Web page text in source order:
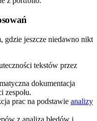
gdzie jeszcze niedawno nikt
tekstów przez
dokumentacja
zespołu.
prac na podstawie analizy
z analizą błędów i